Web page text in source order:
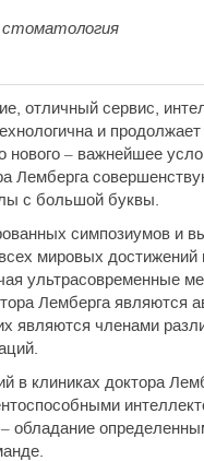
стоматология
отличный сервис,
и
нового – важнейшее
Лемберга
с большой буквы.
симпозиумов и
мировых достижений
ультрасовременные
Лемберга являются
являются членами
в клиниках доктора
обладание